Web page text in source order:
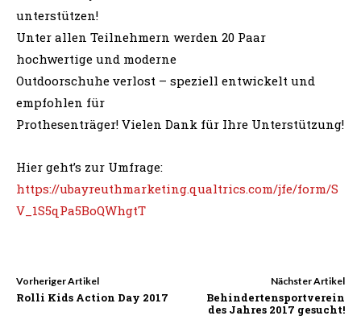
unterstützen!
Unter allen Teilnehmern werden 20 Paar
hochwertige und moderne
Outdoorschuhe verlost – speziell entwickelt und
empfohlen für
Prothesenträger! Vielen Dank für Ihre Unterstützung!
Hier geht’s zur Umfrage:
https://ubayreuthmarketing.qualtrics.com/jfe/form/S
V_1S5qPa5BoQWhgtT
Vorheriger Artikel
Rolli Kids Action Day 2017
Nächster Artikel
Behindertensportverein
des Jahres 2017 gesucht!